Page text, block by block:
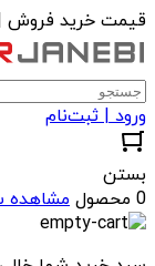
قیمت خرید فروش
ورود | ثبت‌نام
بستن
0 محصول
مشاهده